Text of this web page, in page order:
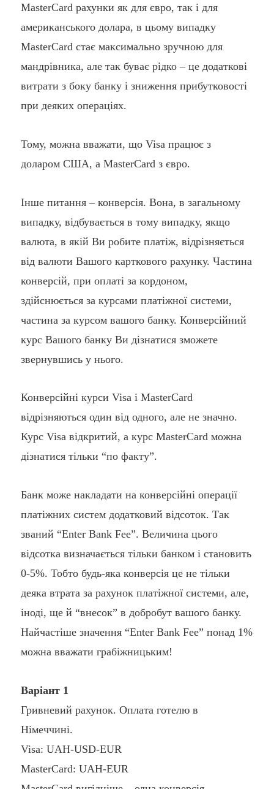
MasterCard рахунки як для євро, так і для
американського долара, в цьому випадку
MasterCard стає максимально зручною для
мандрівника, але так буває рідко – це додаткові
витрати з боку банку і зниження прибутковості
при деяких операціях.
Тому, можна вважати, що Visa працює з
доларом США, а MasterCard з євро.
Інше питання – конверсія. Вона, в загальному
випадку, відбувається в тому випадку, якщо
валюта, в якій Ви робите платіж, відрізняється
від валюти Вашого карткового рахунку. Частина
конверсій, при оплаті за кордоном,
здійснюється за курсами платіжної системи,
частина за курсом вашого банку. Конверсійний
курс Вашого банку Ви дізнатися зможете
звернувшись у нього.
Конверсійні курси Visa і MasterCard
відрізняються один від одного, але не значно.
Курс Visa відкритий, а курс MasterCard можна
дізнатися тільки “по факту”.
Банк може накладати на конверсійні операції
платіжних систем додатковий відсоток. Так
званий “Enter Bank Fee”. Величина цього
відсотка визначається тільки банком і становить
0-5%. Тобто будь-яка конверсія це не тільки
деяка втрата за рахунок платіжної системи, але,
іноді, ще й “внесок” в добробут вашого банку.
Найчастіше значення “Enter Bank Fee” понад 1%
можна вважати грабіжницьким!
Варіант 1
Гривневий рахунок. Оплата готелю в
Німеччині.
Visa: UAH-USD-EUR
MasterCard: UAH-EUR